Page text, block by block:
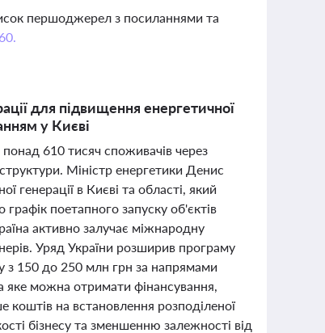
першоджерел з посиланнями та
для підвищення енергетичної
у Києві
610 тисяч споживачів через
Міністр енергетики Денис
генерації в Києві та області, який
поетапного запуску об'єктів
активно залучає міжнародну
Уряд України розширив програму
з 150 до 250 млн грн за напрямами
яке можна отримати фінансування,
коштів на встановлення розподіленої
бізнесу та зменшенню залежності від